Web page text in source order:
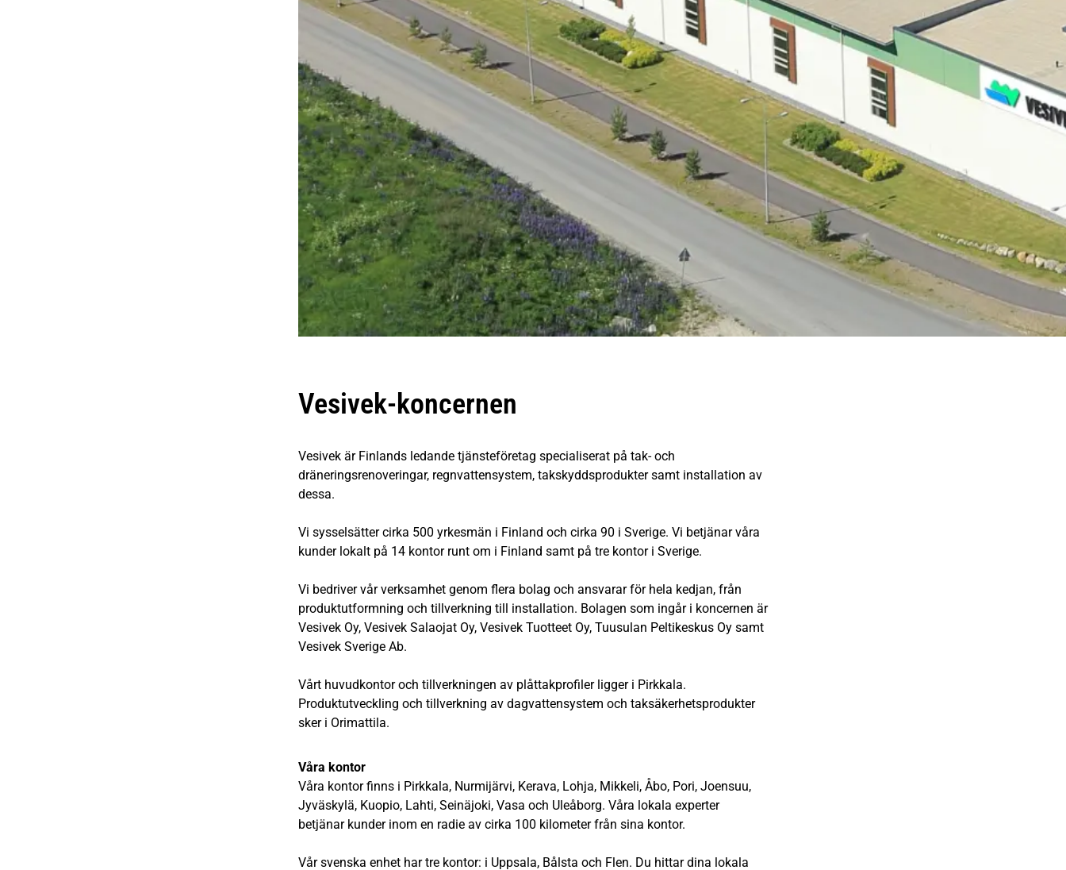
Vesivek-koncernen
Vesivek är Finlands ledande tjänsteföretag specialiserat på tak- och
dräneringsrenoveringar, regnvattensystem, takskyddsprodukter samt installation av
dessa.
Vi sysselsätter cirka 500 yrkesmän i Finland och cirka 90 i Sverige. Vi betjänar våra
kunder lokalt på 14 kontor runt om i Finland samt på tre kontor i Sverige.
Vi bedriver vår verksamhet genom flera bolag och ansvarar för hela kedjan, från
produktutformning och tillverkning till installation. Bolagen som ingår i koncernen är
Vesivek Oy, Vesivek Salaojat Oy, Vesivek Tuotteet Oy, Tuusulan Peltikeskus Oy samt
Vesivek Sverige Ab.
Vårt huvudkontor och tillverkningen av plåttakprofiler ligger i Pirkkala.
Produktutveckling och tillverkning av dagvattensystem och taksäkerhetsprodukter
sker i Orimattila.
Våra kontor
Våra kontor finns i Pirkkala, Nurmijärvi, Kerava, Lohja, Mikkeli, Åbo, Pori, Joensuu,
Jyväskylä, Kuopio, Lahti, Seinäjoki, Vasa och Uleåborg. Våra lokala experter
betjänar kunder inom en radie av cirka 100 kilometer från sina kontor.
Vår svenska enhet har tre kontor: i Uppsala, Bålsta och Flen. Du hittar dina lokala